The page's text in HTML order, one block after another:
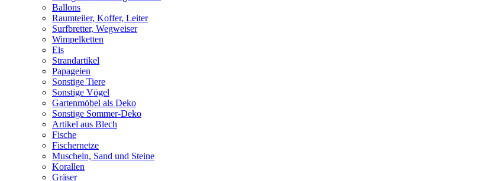
Ballons
Raumteiler, Koffer, Leiter
Surfbretter, Wegweiser
Wimpelketten
Eis
Strandartikel
Papageien
Sonstige Tiere
Sonstige Vögel
Gartenmöbel als Deko
Sonstige Sommer-Deko
Artikel aus Blech
Fische
Fischernetze
Muscheln, Sand und Steine
Korallen
Gräser